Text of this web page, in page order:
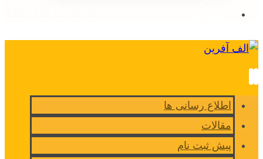
اطلاع رسانی ها
مقالات
پیش ثبت نام